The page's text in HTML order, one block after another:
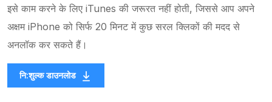
इसे काम करने के लिए iTunes की जरूरत नहीं होती, जिससे आप अपने
अक्षम iPhone को सिर्फ 20 मिनट में कुछ सरल क्लिकों की मदद से
अनलॉक कर सकते हैं।
नि:शुल्क डाउनलोड